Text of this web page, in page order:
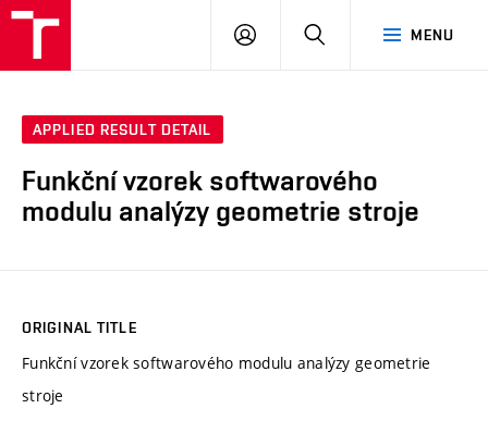
MENU
LOG
SEARCH
APPLIED RESULT DETAIL
Funkční vzorek softwarového
modulu analýzy geometrie stroje
ORIGINAL TITLE
Funkční vzorek softwarového modulu analýzy geometrie
stroje